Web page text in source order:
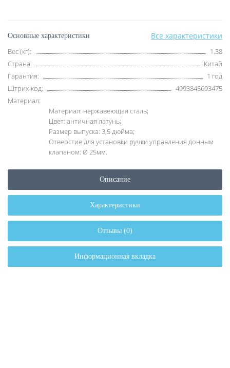
Основные характеристики Все характеристики
Вес (кг):
1.38
Страна:
Китай
Гарантия:
1 год
Штрих-код:
4993845693475
Материал:
Материал: нержавеющая сталь;
Цвет: античная латунь;
Размер выпуска: 3,5 дюйма;
Отверстие для установки ручки управления донным
клапаном: Ø 25мм.
Описание
Характеристики
Отзывы (0)
Информационная вкладка